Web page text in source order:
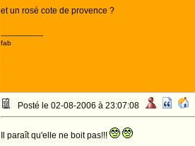
et un rosé cote de provence ?
--------------------
fab
Posté le 02-08-2006 à 23:07:08
Il paraît qu'elle ne boit pas!!!